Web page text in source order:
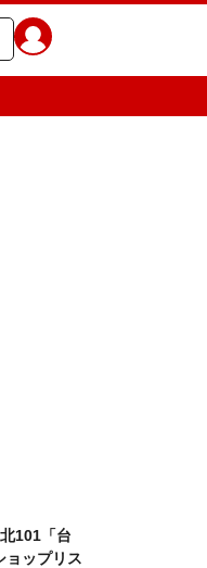
101「台
ョップリス